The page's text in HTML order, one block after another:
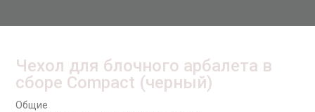
Чехол для блочного арбалета в
сборе Compact (черный)
Общие